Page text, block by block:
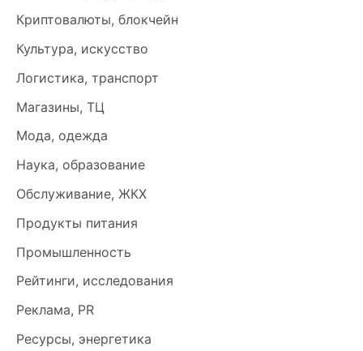
Криптовалюты, блокчейн
Культура, искусство
Логистика, транспорт
Магазины, ТЦ
Мода, одежда
Наука, образование
Обслуживание, ЖКХ
Продукты питания
Промышленность
Рейтинги, исследования
Реклама, PR
Ресурсы, энергетика